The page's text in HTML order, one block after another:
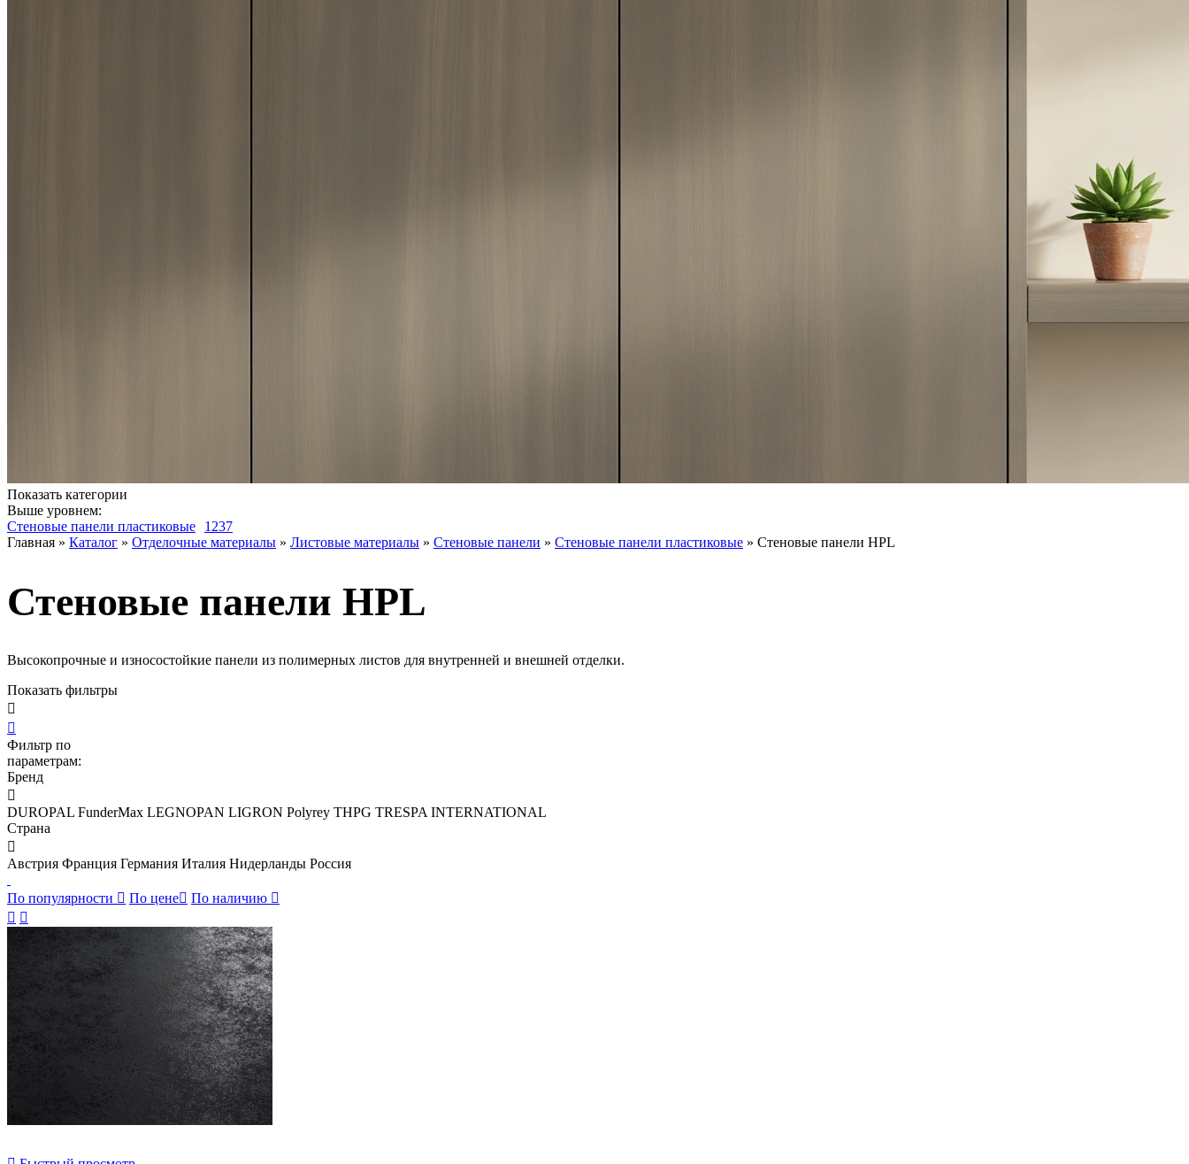
Показать категории
Выше уровнем:
Стеновые панели пластиковые
1237
Главная » Каталог » Отделочные материалы » Листовые материалы » Стеновые панели » Стеновые панели пластиковые » Стеновые панели HPL
Стеновые панели HPL
Высокопрочные и износостойкие панели из полимерных листов для внутренней и внешней отделки.
Показать фильтры


Фильтр по
параметрам:
Бренд

DUROPAL FunderMax LEGNOPAN LIGRON Polyrey THPG TRESPA INTERNATIONAL
Страна

Австрия Франция Германия Италия Нидерланды Россия
По популярности  По цене По наличию 
 